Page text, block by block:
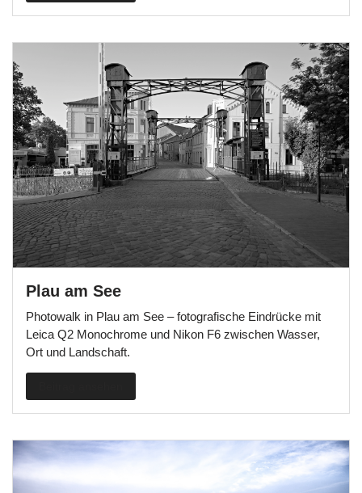
Plau am See
Photowalk in Plau am See – fotografische Eindrücke mit
Leica Q2 Monochrome und Nikon F6 zwischen Wasser,
Ort und Landschaft.